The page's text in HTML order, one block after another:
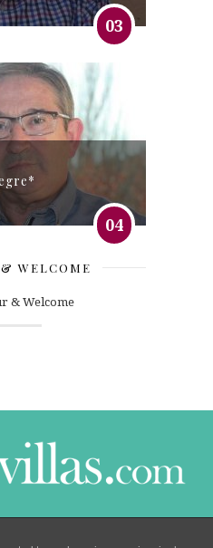
03
04
WELCOME
DESDE EL AÑO